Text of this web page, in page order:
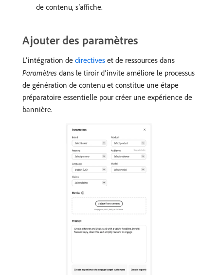
de contenu, s’affiche.
Ajouter des paramètres
L’intégration de directives et de ressources dans
Paramètres dans le tiroir d’invite améliore le processus
de génération de contenu et constitue une étape
préparatoire essentielle pour créer une expérience de
bannière.